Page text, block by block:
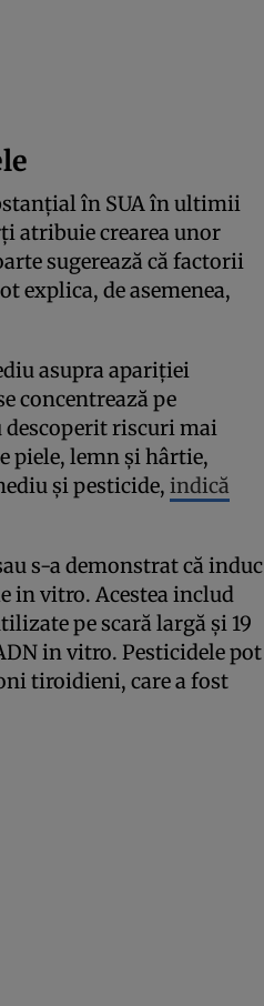
în SUA în ultimii
atribuie crearea unor
sugerează că factorii
explica, de asemenea,
asupra apariției
concentrează pe
descoperit riscuri mai
piele, lemn și hârtie,
și pesticide, indică
s-a demonstrat că induc
in vitro. Acestea includ
pe scară largă și 19
in vitro. Pesticidele pot
tiroidieni, care a fost